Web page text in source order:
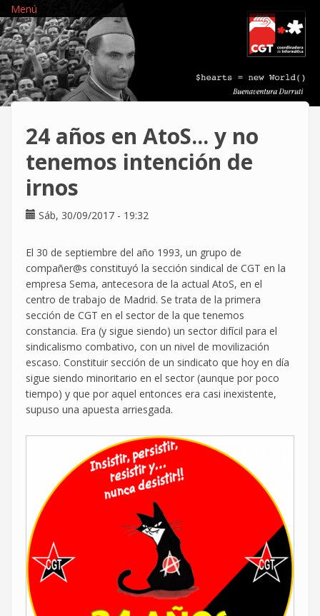
Pasar
al
contenido
principal
Menú
24 años en AtoS... y no
tenemos intención de
irnos
Sáb, 30/09/2017 - 19:32
El 30 de septiembre del año 1993, un grupo de
compañer@s constituyó la sección sindical de CGT en la
empresa Sema, antecesora de la actual AtoS, en el
centro de trabajo de Madrid. Se trata de la primera
sección de CGT en el sector de la que tenemos
constancia. Era (y sigue siendo) un sector difícil para el
sindicalismo combativo, con un nivel de movilización
escaso. Constituir sección de un sindicato que hoy en día
sigue siendo minoritario en el sector (aunque por poco
tiempo) y que por aquel entonces era casi inexistente,
supuso una apuesta arriesgada.